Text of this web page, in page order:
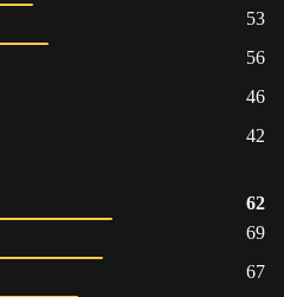
53
56
46
42
62
69
67